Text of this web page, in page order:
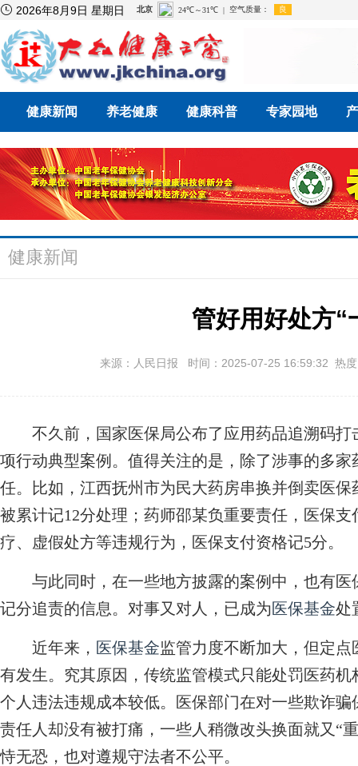
 2026年8月9日 星期日
健康新闻 养老健康 健康科普 专家园地
健康新闻
管好用好处方“
来源：人民日报 时间：2025-07-25 16:59:32 热
不久前，国家医保局公布了应用药品追溯码打
项行动典型案例。值得关注的是，除了涉事的多
任。比如，江西抚州市为民大药房串换并倒卖医保
被累计记12分处理；药师邵某负重要责任，医保
疗、虚假处方等违规行为，医保支付资格记5分。
与此同时，在一些地方披露的案例中，也有医
记分追责的信息。对事又对人，已成为医保基金处
近年来， 医保基金监管力度不断加大，但定
有发生。究其原因，传统监管模式只能处罚医药机
个人违法违规成本较低。医保部门在对一些欺诈
责任人却没有被打痛，一些人稍微改头换面就又“
恃无恐，也对遵规守法者不公平。